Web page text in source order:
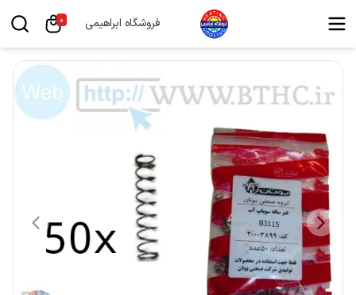
فروشگاه ابراهیمی 0